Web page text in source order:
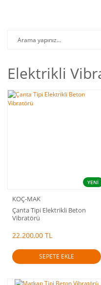
Elektrikli
YENİ
KOÇ-MAK
Çanta Tipi Elektrikli Beton
Vibratörü
22.200,00 TL
SEPETE EKLE